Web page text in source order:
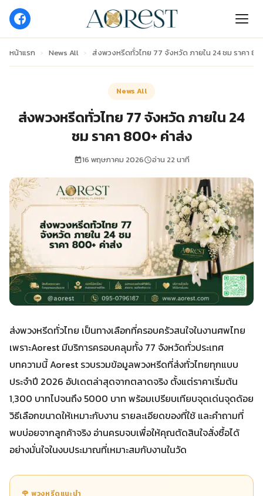
หน้าแรก › News All › ส่งพวงหรีดทั่วไทย 77 จังหวัด ภายใน 24 ชม ราคา
News All
ส่งพวงหรีดทั่วไทย 77 จังหวัด ภายใน 24
ชม ราคา 800+ ค่าส่ง
16 พฤษภาคม 2026 อ่าน 22 นาที
ส่งพวงหรีดทั่วไทย เป็นทางเลือกที่ครอบครัวสนใจในงานศพไทย
เพราะAorest มีบริการครอบคลุมทั้ง 77 จังหวัดทั่วประเทศ
บทความนี้ Aorest รวบรวมข้อมูลพวงหรีดที่ส่งทั่วไทยทุกแบบ
ประจำปี 2026 อัปเดตล่าสุดจากตลาดจริง ตั้งแต่ราคาเริ่มต้น
1,300 บาทไปจนถึง 5000 บาท พร้อมเปรียบเทียบจุดเด่นจุดด้อย
วิธีเลือกขนาดให้เหมาะกับงาน รายละเอียดของที่ใช้ และคำถามที่
พบบ่อยจากลูกค้าจริง อ่านครบจบเพื่อให้คุณตัดสินใจสั่งซื้อได้
อย่างมั่นใจในงบประมาณที่เหมาะสมกับงานในวัด
🌹 พวงหรีดแนะนำ